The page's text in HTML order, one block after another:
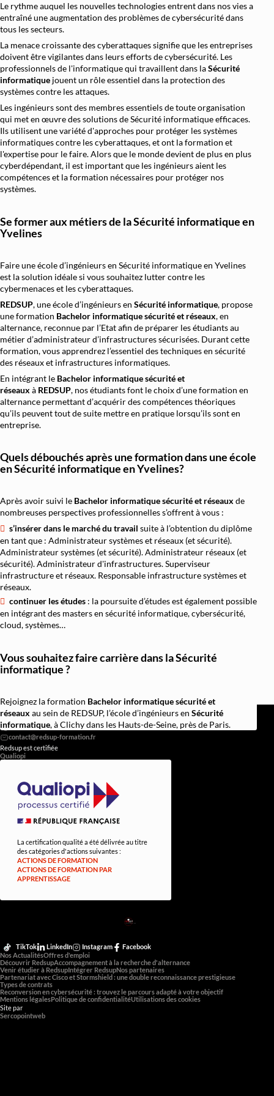
Architecture et Sécurité Cloud
Conteneurisation Docker et Kubernetes
Intégration Continue et Déploiement Continu
Automatisation Réseau avec Python
Software-Defined Networking (SDN) et SD-
Supervision et Observabilité Réseau
Le rythme auquel les nouvelles technologies entrent dans nos vies a
entraîné une augmentation des problèmes de cybersécurité dans
tous les secteurs.
La menace croissante des cyberattaques signifie que les entreprises
doivent être vigilantes dans leurs efforts de cybersécurité. Les
professionnels de l'informatique qui travaillent dans laSécurité
informatique jouent un rôle essentiel dans la protection des
systèmes contre les attaques.
Les ingénieurs sont des membres essentiels de toute organisation
qui met en œuvre des solutions de Sécurité informatique efficaces.
Ils utilisent une variété d'approches pour protéger les systèmes
informatiques contre les cyberattaques, et ont la formation et
l'expertise pour le faire. Alors que le monde devient de plus en plus
cyberdépendant, il est important que les ingénieurs aient les
compétences et la formation nécessaires pour protéger nos
systèmes.
Se former aux métiers de la Sécurité informatique en
Yvelines
Faire une école d’ingénieurs en Sécurité informatique en Yvelines
est la solution idéale si vous souhaitez lutter contre les
cybermenaces et les cyberattaques.
REDSUP, une école d’ingénieurs en Sécurité informatique, propose
une formation Bachelor informatique sécurité et réseaux, en
alternance, reconnue par l’Etat afin de préparer les étudiants au
métier d’administrateur d’infrastructures sécurisées. Durant cette
formation, vous apprendrez l’essentiel des techniques en sécurité
des réseaux et infrastructures informatiques.
En intégrant le Bachelor informatique sécurité et
réseaux à REDSUP, nos étudiants font le choix d’une formation en
alternance permettant d’acquérir des compétences théoriques
qu’ils peuvent tout de suite mettre en pratique lorsqu’ils sont en
entreprise.
Quels débouchés après une formation dans une école
en Sécurité informatique en Yvelines?
Après avoir suivi le Bachelor informatique sécurité et réseaux de
nombreuses perspectives professionnelles s’offrent à vous :
s’insérer dans le marché du travail suite à l’obtention du diplôme
en tant que : Administrateur systèmes et réseaux (et sécurité).
Administrateur systèmes (et sécurité). Administrateur réseaux (et
sécurité). Administrateur d'infrastructures. Superviseur
infrastructure et réseaux. Responsable infrastructure systèmes et
réseaux.
continuer les études : la poursuite d’études est également possible
en intégrant des masters en sécurité informatique, cybersécurité,
cloud, systèmes…
Vous souhaitez faire carrière dans la Sécurité
informatique ?
Rejoignez la formation Bachelor informatique sécurité et
réseaux au sein de REDSUP, l’école d’ingénieurs en Sécurité
informatique, à Clichy dans les Hauts-de-Seine, près de Paris.
REDSUP © 2026
98 Bd Victor Hugo, 92110 Clichy
0756838251
Redsup est certifiée
Qualiopi
La certification qualité a été délivrée au titre
des catégories d'actions suivantes :
ACTIONS DE FORMATION
ACTIONS DE FORMATION PAR
APPRENTISSAGE
SUP
RED
TikTok LinkedIn Instagram
Facebook
Nos ActualitésOffres d'emploi
Découvrir RedsupAccompagnement à la recherche d'alternance
Venir étudier à RedsupIntégrer RedsupNos partenaires
Partenariat avec Cisco et Stormshield : une double reconnaissance prestigieuse
Types de contrats
Reconversion en cybersécurité : trouvez le parcours adapté à votre objectif
Mentions légalesPolitique de confidentialitéUtilisations des cookies
Site par
Sercopointweb